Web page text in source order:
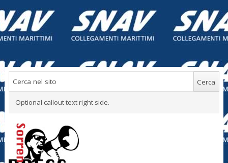
Optional callout text right side.